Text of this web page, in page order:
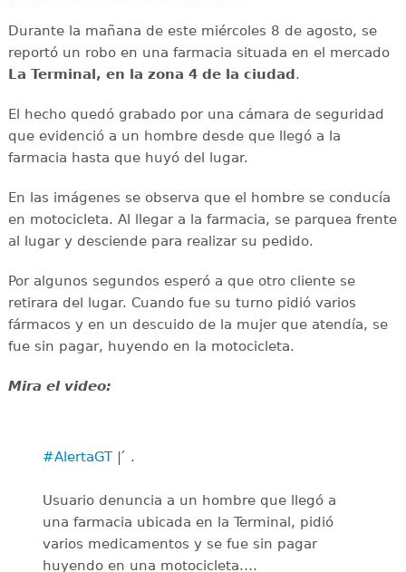
Durante la mañana de este miércoles 8 de agosto, se
reportó un robo en una farmacia situada en el mercado
La Terminal, en la zona 4 de la ciudad.
El hecho quedó grabado por una cámara de seguridad
que evidenció a un hombre desde que llegó a la
farmacia hasta que huyó del lugar.
En las imágenes se observa que el hombre se conducía
en motocicleta. Al llegar a la farmacia, se parquea frente
al lugar y desciende para realizar su pedido.
Por algunos segundos esperó a que otro cliente se
retirara del lugar. Cuando fue su turno pidió varios
fármacos y en un descuido de la mujer que atendía, se
fue sin pagar, huyendo en la motocicleta.
Mira el video:
#AlertaGT| ́ .
Usuario denuncia a un hombre que llegó a
una farmacia ubicada en la Terminal, pidió
varios medicamentos y se fue sin pagar
huyendo en una motocicleta.…